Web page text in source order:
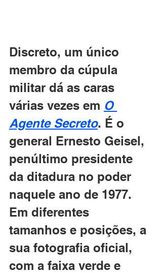
Discreto, um único
membro da cúpula
militar dá as caras
várias vezes em O
Agente Secreto. É o
general Ernesto Geisel,
penúltimo presidente
da ditadura no poder
naquele ano de 1977.
Em diferentes
tamanhos e posições, a
sua fotografia oficial,
com a faixa verde e